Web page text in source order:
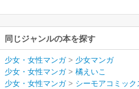
同じジャンルの本を探す
少女・女性マンガ> 少女マンガ
少女・女性マンガ> 橘えいこ
少女・女性マンガ> シーモアコミック